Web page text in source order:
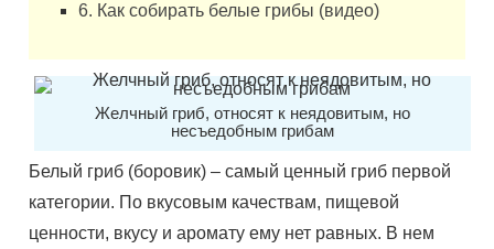
6. Как собирать белые грибы (видео)
Желчный гриб, относят к неядовитым, но
несъедобным грибам
Белый гриб (боровик) – самый ценный гриб первой
категории. По вкусовым качествам, пищевой
ценности, вкусу и аромату ему нет равных. В нем